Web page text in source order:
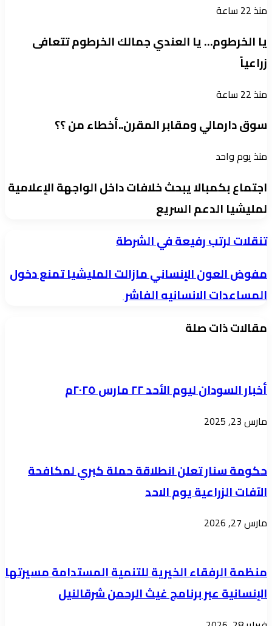
منذ 22 ساعة
يا الخرطوم… يا العندي جمالك الخرطوم تتعافى
زراعياً
منذ 22 ساعة
سوق دارمالي ومقابر المقرن..أخطاء من ؟؟
منذ يوم واحد
اجتماع بكمبالا يبحث خلافات داخل الواجهة الإعلامية
لمليشيا الدعم السريع
تنقلات
رفيعة
في
تنقلات لرتب رفيعة في الشرطة
مفوض
العون
مازالت
دخول
المساعدات
الانسانيه
مفوض العون الإنساني مازالت المليشيا تمنع دخول
المساعدات الانسانيه الفاشر
مقالات ذات صلة
أخبار السودان ليوم الأحد ٢٢ مارس ٢٠٢٥م
مارس 23, 2025
حكومة سنار تعلن انطلاقة حملة كبري لمكافحة
الآفات الزراعية يوم الاحد
مارس 27, 2026
منظمة الرفقاء الخيرية للتنمية المستدامة مسيرتها
الإنسانية عبر برنامج غيث الرحمن شرقالنيل